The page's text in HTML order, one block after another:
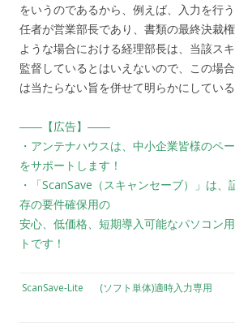
をいうのであるから、例えば、入力を行
任者が営業部長であり、書類の最終決裁
ような場合における経理部長は、当該ス
監督しているとはいえないので、この場
は当たらない旨を併せて明らかにしている
――【広告】――
・アンテナハウスは、中小企業皆様のペ
をサポートします！
・「ScanSave（スキャンセーブ）」は
存の要件確保用の
安心、低価格、短期導入可能なパソコン
トです！
ScanSave-Lite (ソフト単体)適時入力専用